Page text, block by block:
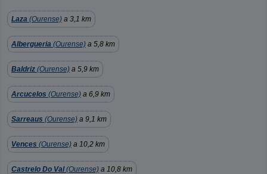
Laza (Ourense) a 3,1 km
Albergueria (Ourense) a 5,8 km
Baldriz (Ourense) a 5,9 km
Arcucelos (Ourense) a 6,9 km
Sarreaus (Ourense) a 9,1 km
Vences (Ourense) a 10,2 km
Castrelo Do Val(Ourense) a 10,8 km